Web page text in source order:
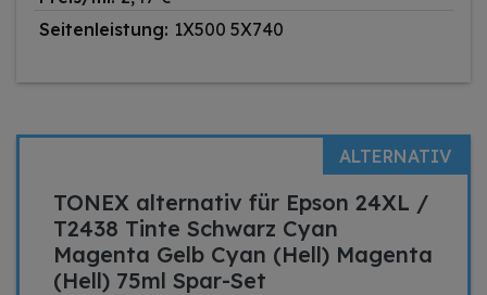
Seitenleistung: 1X500 5X740
ALTERNATIV
TONEX alternativ für Epson 24XL /
T2438 Tinte Schwarz Cyan
Magenta Gelb Cyan (Hell) Magenta
(Hell) 75ml Spar-Set